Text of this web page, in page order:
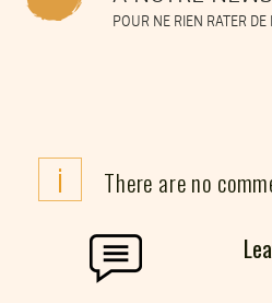
POUR NE RIEN RATER DE
i There are no